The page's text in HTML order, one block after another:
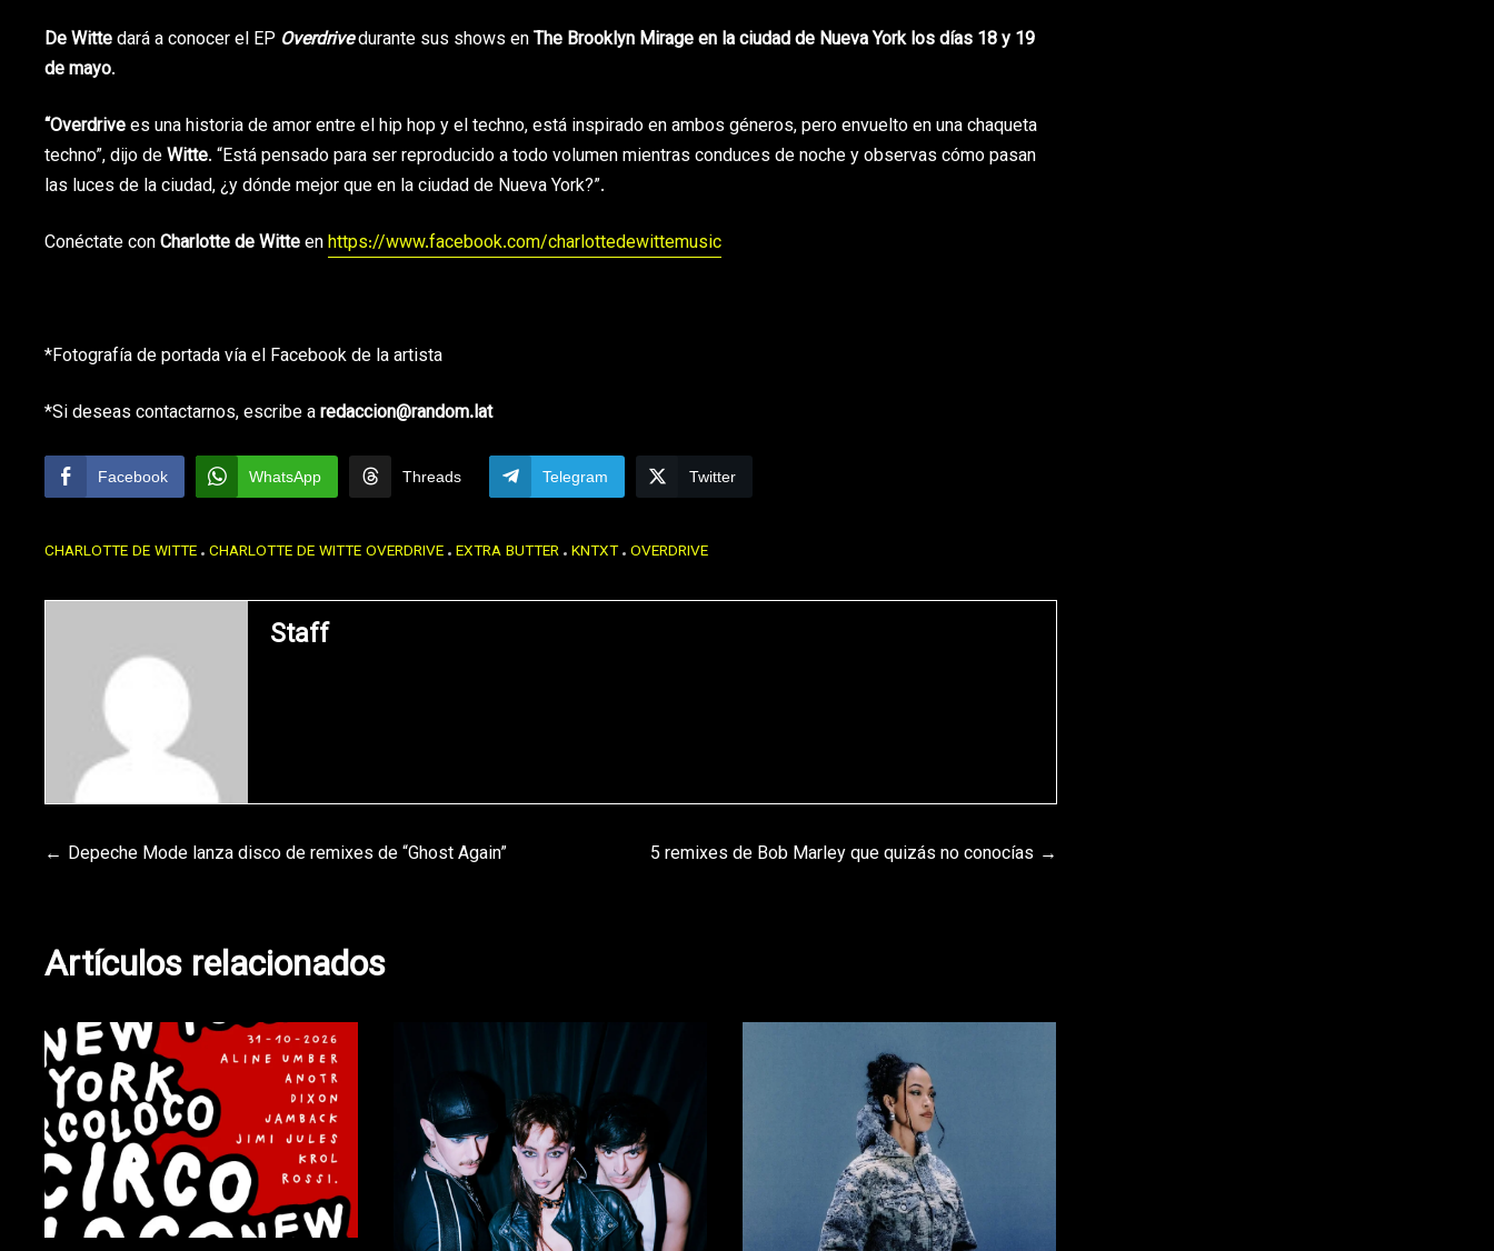
De Wittedará a conocer el EP Overdrivedurante sus shows enThe Brooklyn Mirage en la ciudad de Nueva York los días 18 y 19
de mayo.
“Overdrivees una historia de amor entre el hip hop y el techno, está inspirado en ambos géneros, pero envuelto en una chaqueta
techno”, dijo deWitte. “Está pensado para ser reproducido a todo volumen mientras conduces de noche y observas cómo pasan
las luces de la ciudad, ¿y dónde mejor que en la ciudad de Nueva York?”.
Conéctate conCharlotte de Witteenhttps://www.facebook.com/charlottedewittemusic
*Fotografía de portada vía el Facebook de la artista
*Si deseas contactarnos, escribe aredaccion@random.lat
Facebook WhatsApp Threads Telegram Twitter
CHARLOTTE DE WITTE CHARLOTTE DE WITTE OVERDRIVE EXTRA BUTTER KNTXT OVERDRIVE
Staff
Navegación
entradas
Depeche Mode lanza disco de remixes de “Ghost Again” 5 remixes de Bob Marley que quizás no conocías
Artículos relacionados